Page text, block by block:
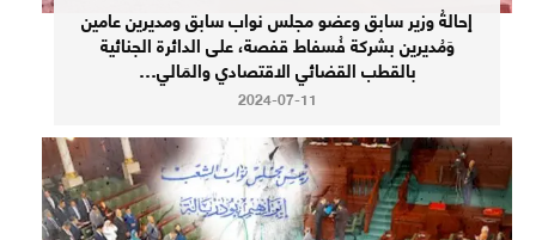
إحالةُ وزير سابق وعضو مجلس نواب سابق ومديرين عامين
وَمُديرين بشركة فُسفاط قفصة، على الدائرة الجنائية
بالقطب القضائي الاقتصادي والمَالي…
2024-07-11